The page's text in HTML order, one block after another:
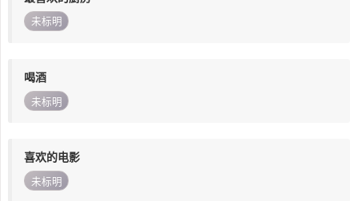
未标明
喝酒
未标明
喜欢的电影
未标明